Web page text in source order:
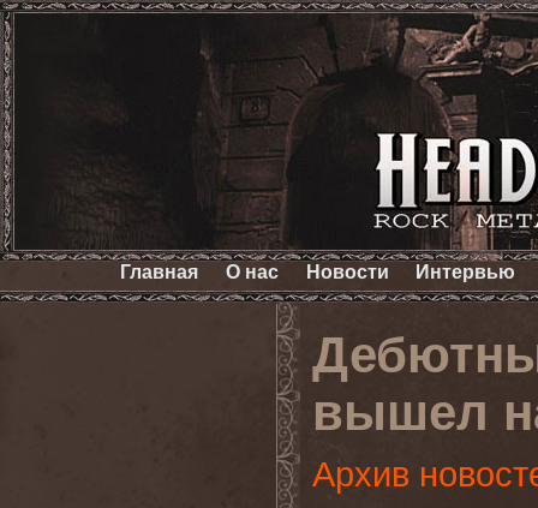
Главная О нас Новости Интервью
вышел
Архив